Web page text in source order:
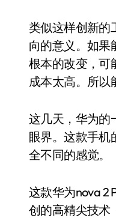
类似这样创新的
向的意义。如果
根本的改变，可
成本太高。所以
这几天，华为的
眼界。这款手机
全不同的感觉。
这款华为nova 2
创的高精尖技术